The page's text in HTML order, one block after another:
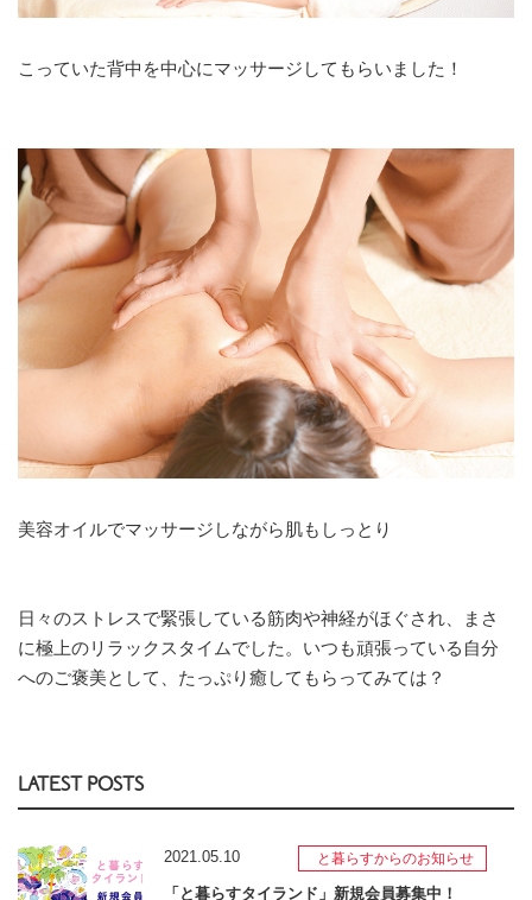
こっていた背中を中心にマッサージしてもらいました！
美容オイルでマッサージしながら肌もしっとり
日々のストレスで緊張している筋肉や神経がほぐされ、まさ
に極上のリラックスタイムでした。いつも頑張っている自分
へのご褒美として、たっぷり癒してもらってみては？
LATEST POSTS
2021.05.10 と暮らすからのお知らせ
「と暮らすタイランド」新規会員募集中！